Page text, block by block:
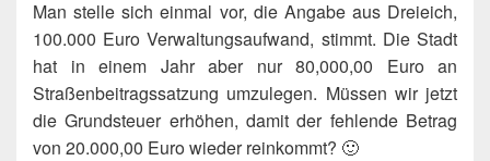
Man stelle sich einmal vor, die Angabe aus Dreieich,
100.000 Euro Verwaltungsaufwand, stimmt. Die Stadt
hat in einem Jahr aber nur 80,000,00 Euro an
Straßenbeitragssatzung umzulegen. Müssen wir jetzt
die Grundsteuer erhöhen, damit der fehlende Betrag
von 20.000,00 Euro wieder reinkommt? 🙂